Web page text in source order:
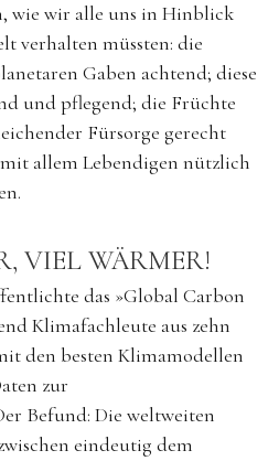
wie wir alle uns in Hinblick
verhalten müssten: die
Gaben achtend; diese
und pflegend; die Früchte
Fürsorge gerecht
allem Lebendigen nützlich
VIEL WÄRMER!
das »Global Carbon
Klimafachleute aus zehn
den besten Klimamodellen
zur
Befund: Die weltweiten
eindeutig dem